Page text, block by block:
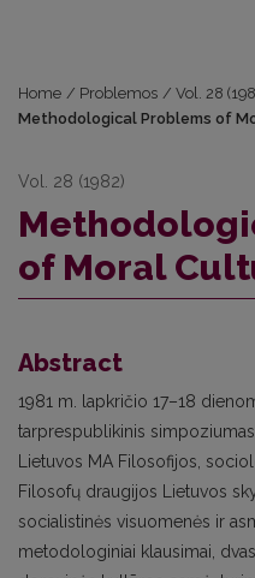
Home / Problemos / Vol. 28
Methodological Problems of
Vol. 28 (1982)
of Moral
Abstract
1981 m. lapkričio 17–18
tarprespublikinis
Lietuvos MA Filosofijos,
Filosofų draugijos Lietuvos
socialistinės visuomenės ir
metodologiniai klausimai,